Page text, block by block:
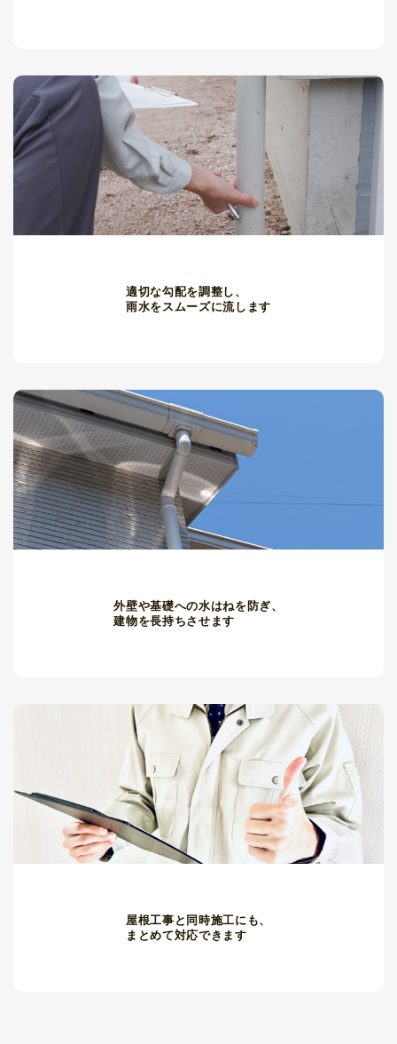
適切な勾配を調整し、
雨水をスムーズに流します
外壁や基礎への水はねを防ぎ、
建物を長持ちさせます
屋根工事と同時施工にも、
まとめて対応できます